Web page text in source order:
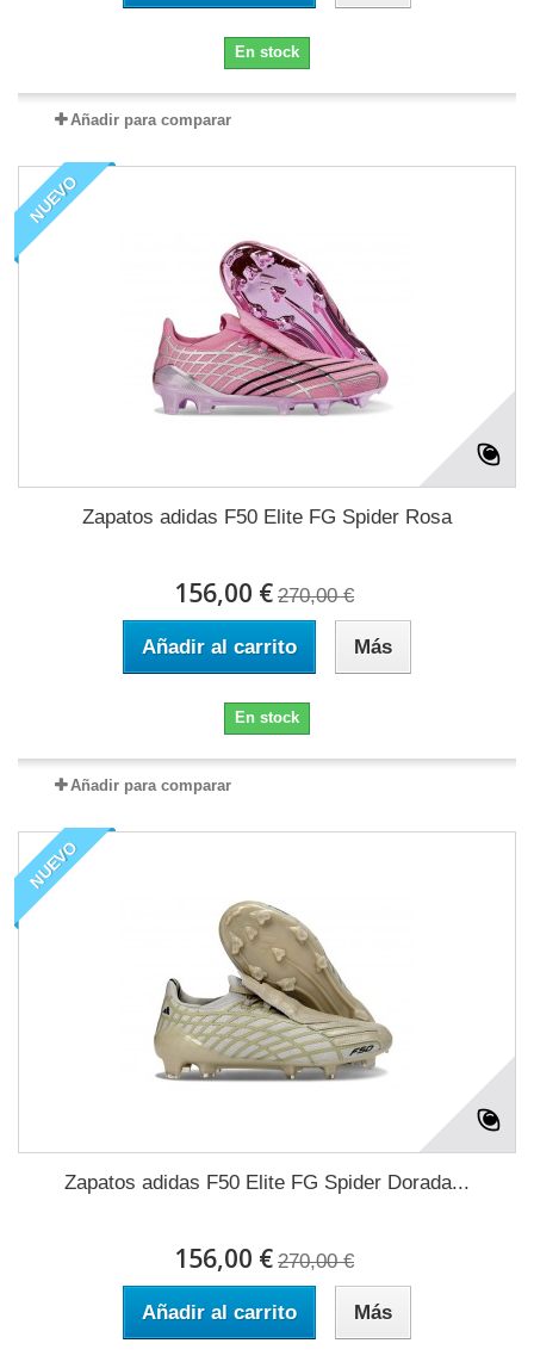
En stock
Añadir para comparar
NUEVO
Zapatos adidas F50 Elite FG Spider Rosa
156,00 € 270,00 €
Añadir al carrito Más
En stock
Añadir para comparar
NUEVO
Zapatos adidas F50 Elite FG Spider Dorada...
156,00 € 270,00 €
Añadir al carrito Más